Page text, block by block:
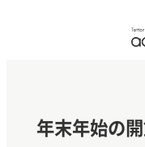
年末年始の